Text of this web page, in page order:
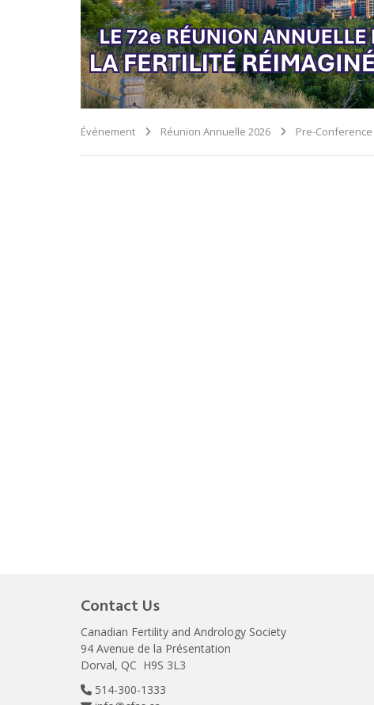
Événement Réunion Annuelle 2026 Pre-Conference
Contact Us
Canadian Fertility and Andrology Society
94 Avenue de la Présentation
Dorval, QC H9S 3L3
514-300-1333